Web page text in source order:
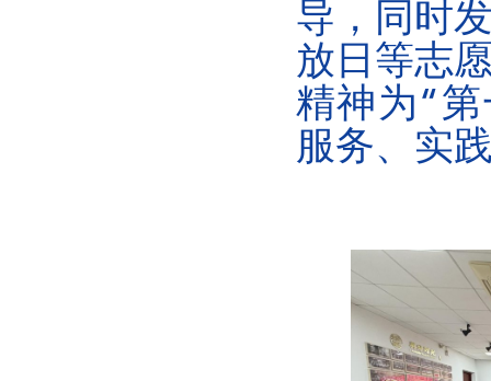
导，同时
放日等志
精神为“
服务、实